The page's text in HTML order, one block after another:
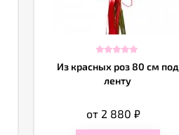
Из красных роз 80 см под
ленту
от 2 880 ₽